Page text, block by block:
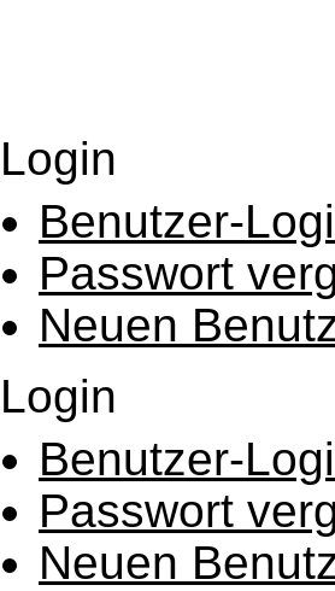
Login
Benutzer-
Passwort
Neuen
Login
Benutzer-
Passwort
Neuen